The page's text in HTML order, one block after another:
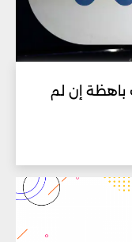
باهظة إن لم